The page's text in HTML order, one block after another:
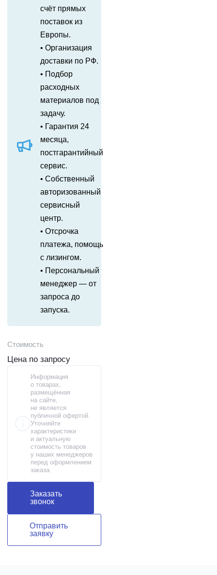
счёт прямых
поставок из
Европы.
• Организация
доставки по РФ.
• Подбор
расходных
материалов под
задачу.
• Гарантия 24
месяца,
постгарантийный
сервис.
• Собственный
авторизованный
сервисный
центр.
• Отсрочка
платежа, помощь
с лизингом.
• Персональный
менеджер — от
запроса до
запуска.
Стоимость
Цена по запросу
Информация
о товарах,
размещённая
на сайте,
не является
публичной офертой.
Уточняйте
характеристики
и актуальную
стоимость товаров
у наших менеджеров
перед оформлением
заказа.
Заказать
звонок
Отправить
заявку